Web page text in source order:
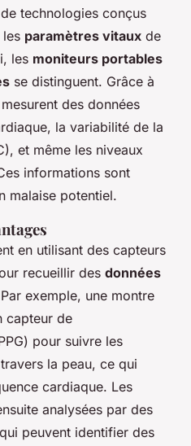
technologies conçus
paramètres vitaux de
les moniteurs portables
se distinguent. Grâce à
des données
la variabilité de la
et même les niveaux
informations sont
malaise potentiel.
en utilisant des capteurs
recueillir des données
exemple, une montre
capteur de
pour suivre les
la peau, ce qui
cardiaque. Les
analysées par des
peuvent identifier des